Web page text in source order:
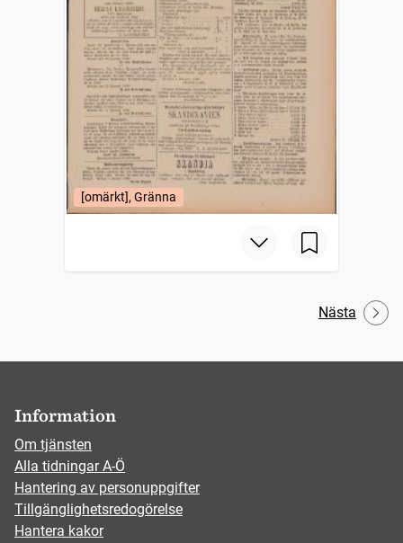
[omärkt], Gränna
Nästa
Information
Om tjänsten
Alla tidningar A-Ö
Hantering av personuppgifter
Tillgänglighetsredogörelse
Hantera kakor